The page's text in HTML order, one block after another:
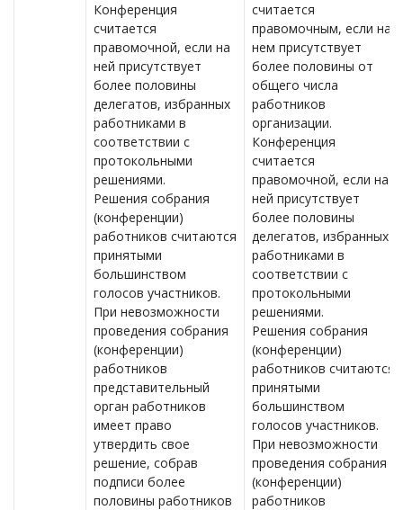
Конференция
считается
правомочной, если на
ней присутствует
более половины
делегатов, избранных
работниками в
соответствии с
протокольными
решениями.
Решения собрания
(конференции)
работников считаются
принятыми
большинством
голосов участников.
При невозможности
проведения собрания
(конференции)
работников
представительный
орган работников
имеет право
утвердить свое
решение, собрав
подписи более
половины работников
считается
правомочным, если на
нем присутствует
более половины от
общего числа
работников
организации.
Конференция
считается
правомочной, если на
ней присутствует
более половины
делегатов, избранных
работниками в
соответствии с
протокольными
решениями.
Решения собрания
(конференции)
работников считаются
принятыми
большинством
голосов участников.
При невозможности
проведения собрания
(конференции)
работников